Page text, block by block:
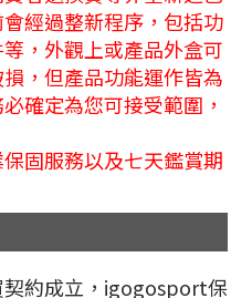
經過整新程序，包括功
，外觀上或產品外盒可
，但產品功能運作皆為
確定為您可接受範圍，
固服務以及七天鑑賞期
契約成立，igogosport保